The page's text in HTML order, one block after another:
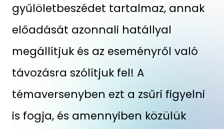
gyűlöletbeszédet tartalmaz, annak
előadását azonnali hatállyal
megállítjuk és az eseményről való
távozásra szólítjuk fel! A
témaversenyben ezt a zsűri figyelni
is fogja, és amennyiben közülük